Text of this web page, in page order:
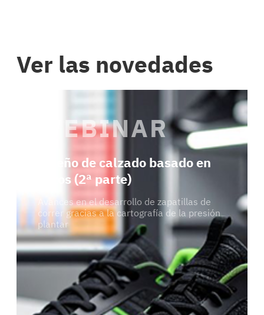
Ver las novedades
WEBINAR
Diseño de calzado basado en
datos (2ª parte)
Avances en el desarrollo de zapatillas de
correr gracias a la cartografía de la presión
plantar